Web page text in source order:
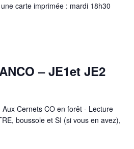
carte imprimée : mardi 18h30
– JE1et JE2
Cernets CO en forêt - Lecture
boussole et SI (si vous en avez),